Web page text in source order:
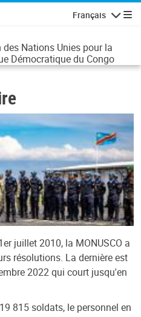
Français
Nations Unies pour la
Démocratique du Congo
juillet 2010, la MONUSCO a
résolutions. La dernière est
2022 qui court jusqu'en
815 soldats, le personnel en